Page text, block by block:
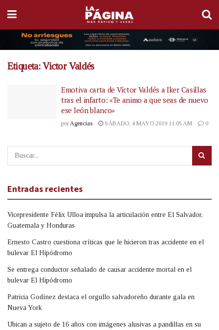
Etiqueta:Victor Valdés
Emotiva carta de Víctor Valdés a Iker Casillas
tras el infarto: «Te animo a que seas de nuevo
ese león blanco»
por Agencias SÁBADO, 4 MAYO 2019 11:05 AM 0
Entradas recientes
Vicepresidente Félix Ulloa impulsa la articulación entre El Salvador,
Guatemala y Honduras
Ernesto Castro cuestiona críticas que le hicieron tras accidente en el
bulevar El Hipódromo
Se entrega conductor señalado de causar accidente mortal en el
bulevar El Hipódromo
Patricia Godínez destaca el orgullo salvadoreño durante gala en
Nueva York
Ubican a sujeto de 16 años con imágenes alusivas a pandillas en su